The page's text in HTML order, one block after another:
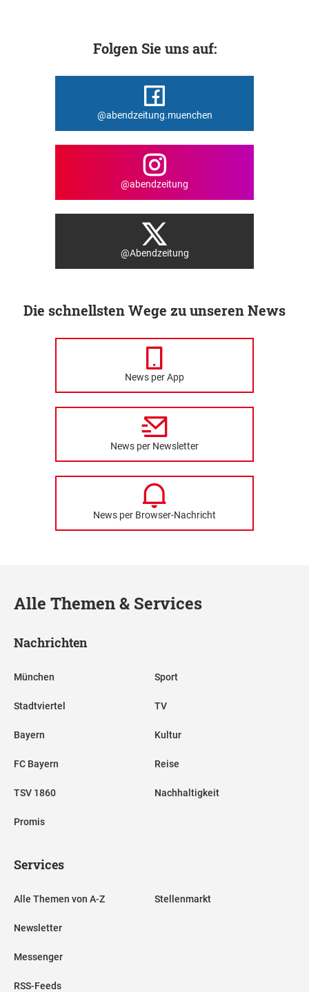
Folgen Sie uns auf:
@abendzeitung.muenchen
@abendzeitung
@Abendzeitung
Die schnellsten Wege zu unseren News
News per App
News per Newsletter
News per Browser-Nachricht
Alle Themen & Services
Nachrichten
München
Stadtviertel
Bayern
FC Bayern
TSV 1860
Promis
Sport
TV
Kultur
Reise
Nachhaltigkeit
Services
Alle Themen von A-Z
Newsletter
Messenger
RSS-Feeds
Stellenmarkt